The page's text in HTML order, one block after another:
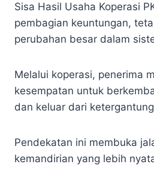
Sisa Hasil Usaha Koperasi
pembagian keuntungan,
perubahan besar dalam
Melalui koperasi, penerima
kesempatan untuk
dan keluar dari
Pendekatan ini membuka
kemandirian yang lebih